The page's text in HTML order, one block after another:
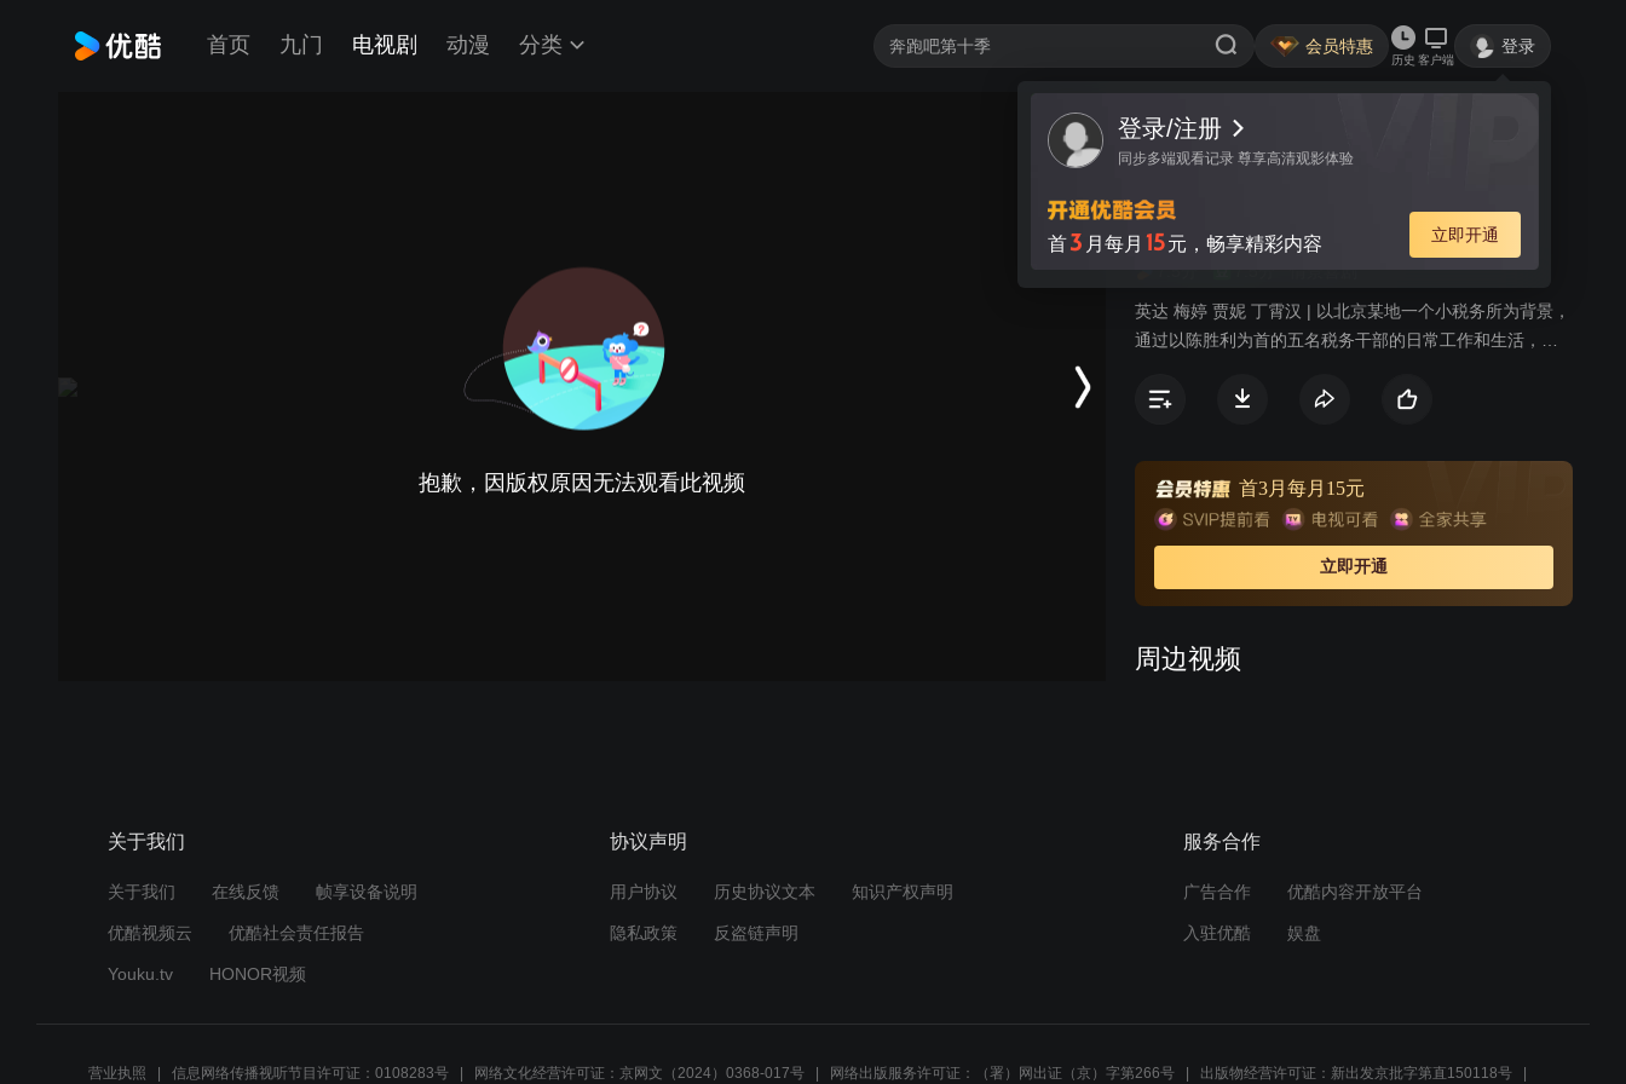
首页 九门 电视剧 动漫 分类 会员特惠
历史 客户端
登录
登录/注册
同步多端观看记录 尊享高清观影体验
首3 月每月 15元，畅享精彩内容 立即开通
抱歉，因版权原因无法观看此视频
视频 讨论
税务所的故事
情景喜剧
英达 梅婷 贾妮 丁霄汉 | 以北京某地一个小税务所为背景，
通过以陈胜利为首的五名税务干部的日常工作和生活，展
税人的人生百态、苦乐悲欢。剧中的五位男女主人公性格
缺点。通过五位主人公之间、五位主人公和形形色色的纳
税人之间不断发生的碰撞，在基层税务所这个小天地里，
上演了一幕幕既令人捧腹又耐人寻味的人间喜剧。
首3月每月15元
立即开通
周边视频
02:49
关于我们
关于我们 在线反馈 帧享设备说明
优酷视频云 优酷社会责任报告
Youku.tv HONOR视频
协议声明
用户协议 历史协议文本 知识产权声明
隐私政策 反盗链声明
服务合作
广告合作 优酷内容开放平台
入驻优酷 娱盘
营业执照 信息网络传播视听节目许可证：0108283号 网络文化经营许可证：京网文（2024）0368-017号 网络出版服务许可证：（署）网出证（京）字第266号 出版物经营许可证：新出发京批字第直150118号